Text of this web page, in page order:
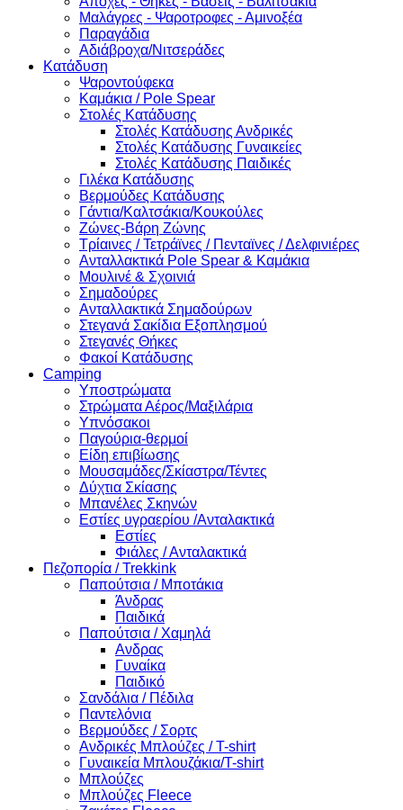
Μαλάγρες - Ψαροτροφες - Αμινοξέα
Παραγάδια
Αδιάβροχα/Νιτσεράδες
Κατάδυση
Ψαροντούφεκα
Καμάκια / Pole Spear
Στολές Κατάδυσης
Στολές Κατάδυσης Ανδρικές
Στολές Κατάδυσης Γυναικείες
Στολές Κατάδυσης Παιδικές
Γιλέκα Κατάδυσης
Βερμούδες Κατάδυσης
Γάντια/Καλτσάκια/Κουκούλες
Ζώνες-Βάρη Ζώνης
Τρίαινες / Τετράϊνες / Πενταϊνες / Δελφινιέρες
Ανταλλακτικά Pole Spear & Καμάκια
Μουλινέ & Σχοινιά
Σημαδούρες
Ανταλλακτικά Σημαδούρων
Στεγανά Σακίδια Εξοπλησμού
Στεγανές Θήκες
Φακοί Κατάδυσης
Camping
Υποστρώματα
Στρώματα Αέρος/Μαξιλάρια
Υπνόσακοι
Παγούρια-θερμοί
Είδη επιβίωσης
Μουσαμάδες/Σκίαστρα/Τέντες
Δύχτια Σκίασης
Μπανέλες Σκηνών
Εστίες υγραερίου /Ανταλακτικά
Εστίες
Φιάλες / Ανταλακτικά
Πεζοπορία / Trekkink
Παπούτσια / Μποτάκια
Άνδρας
Παιδικά
Παπούτσια / Χαμηλά
Ανδρας
Γυναίκα
Παιδικό
Σανδάλια / Πέδιλα
Παντελόνια
Βερμούδες / Σορτς
Ανδρικές Μπλούζες / T-shirt
Γυναικεία Μπλουζάκια/T-shirt
Μπλούζες
Μπλούζες Fleece